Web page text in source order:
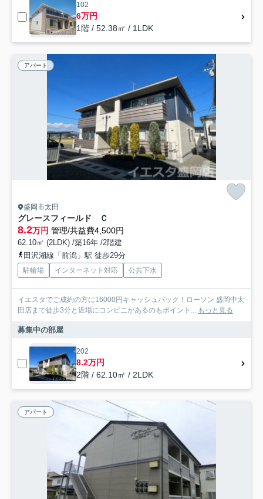
102
6万円
1階 / 52.38㎡ / 1LDK
アパート
盛岡市太田
グレースフィールド Ｃ
8.2万円 管理/共益費4,500円
62.10㎡ (2LDK) /築16年 /2階建
田沢湖線「前潟」駅 徒歩29分
駐輪場 インターネット対応 公共下水
イエスタでご成約の方に16000円キャッシュバック！ローソン 盛岡中太
田店まで徒歩3分と近場にコンビニがあるのもポイント... もっと見る
募集中の部屋
202
8.2万円
2階 / 62.10㎡ / 2LDK
アパート